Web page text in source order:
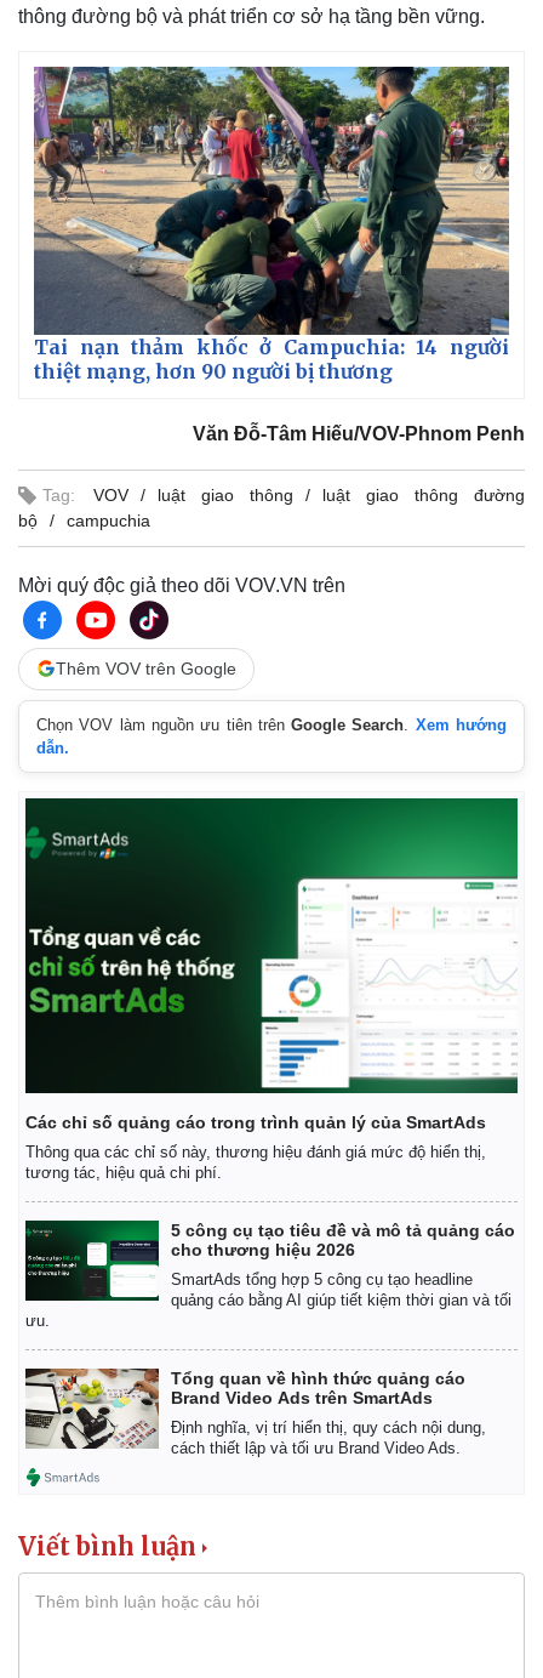
Kinh tế
Thị trường
Giá vàng
Tiêu dùng
Tỷ giá
Chứng khoán
Giá cà phê
thông đường bộ và phát triển cơ sở hạ tầng bền vững.
Tai nạn thảm khốc ở Campuchia: 14 người
thiệt mạng, hơn 90 người bị thương
Văn Đỗ-Tâm Hiếu/VOV-Phnom Penh
Tag: VOV luật giao thông
luật giao thông đường
bộ
campuchia
Mời quý độc giả theo dõi VOV.VN trên
Thêm VOV trên Google
Chọn VOV làm nguồn ưu tiên trênGoogle Search
Xem hướng
dẫn.
Các chỉ số quảng cáo trong trình quản lý của SmartAds
Thông qua các chỉ số này, thương hiệu đánh giá mức độ hiển thị,
tương tác, hiệu quả chi phí.
5 công cụ tạo tiêu đề và mô tả quảng cáo
cho thương hiệu 2026
SmartAds tổng hợp 5 công cụ tạo headline
quảng cáo bằng AI giúp tiết kiệm thời gian và tối
ưu.
Tổng quan về hình thức quảng cáo
Brand Video Ads trên SmartAds
Định nghĩa, vị trí hiển thị, quy cách nội dung,
cách thiết lập và tối ưu Brand Video Ads.
Viết bình luận